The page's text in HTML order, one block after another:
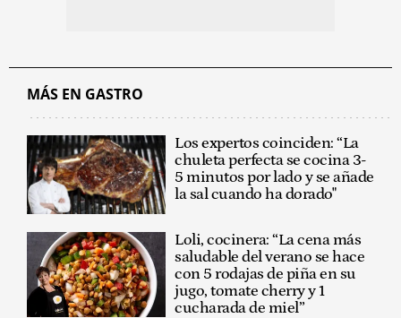
MÁS EN GASTRO
Los expertos coinciden: “La
chuleta perfecta se cocina 3-
5 minutos por lado y se añade
la sal cuando ha dorado"
Loli, cocinera: “La cena más
saludable del verano se hace
con 5 rodajas de piña en su
jugo, tomate cherry y 1
cucharada de miel”